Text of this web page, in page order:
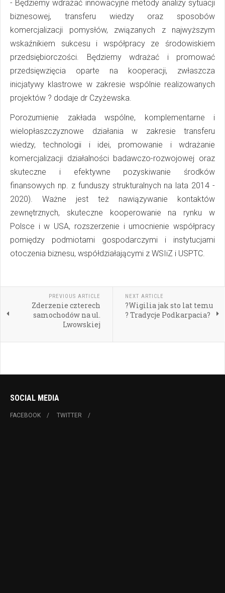
- Będziemy wdrażać innowacyjne metody analizy sytuacji
biznesowej, transferu wiedzy oraz sposobów
komercjalizacji pomysłów, związanych z najwyższym
wskaźnikiem sukcesu i współpracy ze środowiskiem
przedsiębiorczości. Będziemy wdrażać i promować
przedsięwzięcia oparte na kooperacji, zwłaszcza
inicjatywy klastrowe w zakresie wspólnie realizowanych
projektów ? dodaje dr Czyżewska.
Porozumienie zakłada wspólne, komplementarne i
wielopłaszczyznowe działania w zakresie transferu
wiedzy, technologii i idei, promowanie i wdrażanie
komercjalizacji działalności badawczo-rozwojowej oraz
skuteczne i efektywne pozyskiwanie środków
finansowych np. z funduszy strukturalnych na lata 2014 -
2020). Ważne jest też nawiązywanie kontaktów
zewnętrznych, skuteczne kooperowanie na rynku w
Polsce i w USA, rozszerzenie i umocnienie współpracy
pomiędzy podmiotami gospodarczymi i instytucjami
otoczenia biznesu, współdziałającymi z WSIiZ i USPTC.
PREVIOUS ARTICLE
Zderzenie czterech
samochodów na ul.
Lwowskiej
NEXT ARTICLE
?Wigilia jak sto lat temu
? Tradycje Podkarpacia?
SOCIAL MEDIA
FACEBOOK TWITTER